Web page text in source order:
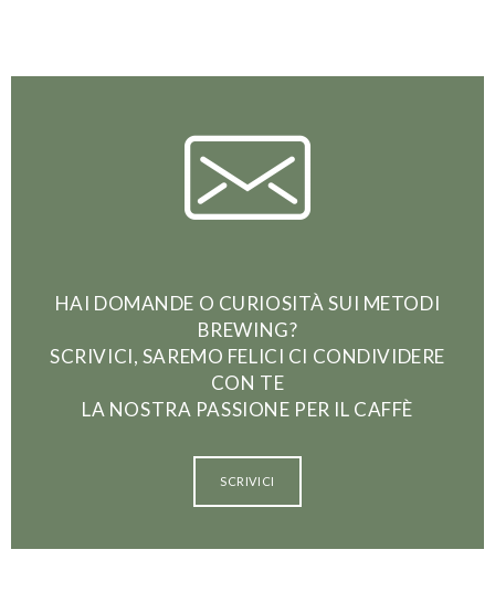
HAI DOMANDE O CURIOSITÀ SUI METODI
BREWING?
SCRIVICI, SAREMO FELICI CI CONDIVIDERE
CON TE
LA NOSTRA PASSIONE PER IL CAFFÈ
SCRIVICI